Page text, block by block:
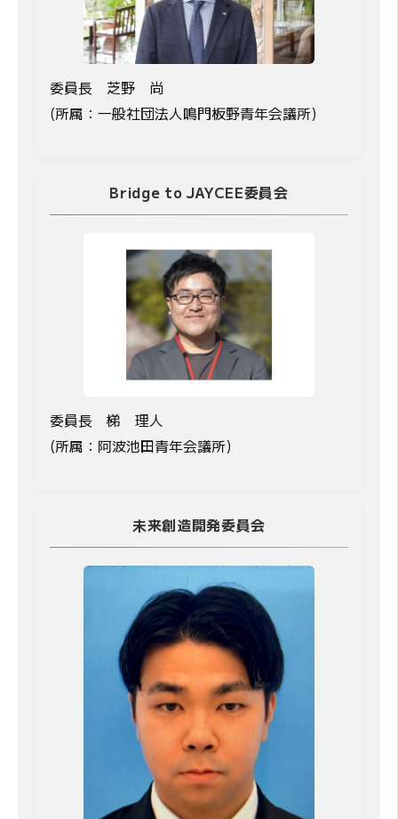
委員長 芝野 尚
(所属：一般社団法人鳴門板野青年会議所)
Bridge to JAYCEE委員会
委員長 梯 理人
(所属：阿波池田青年会議所)
未来創造開発委員会